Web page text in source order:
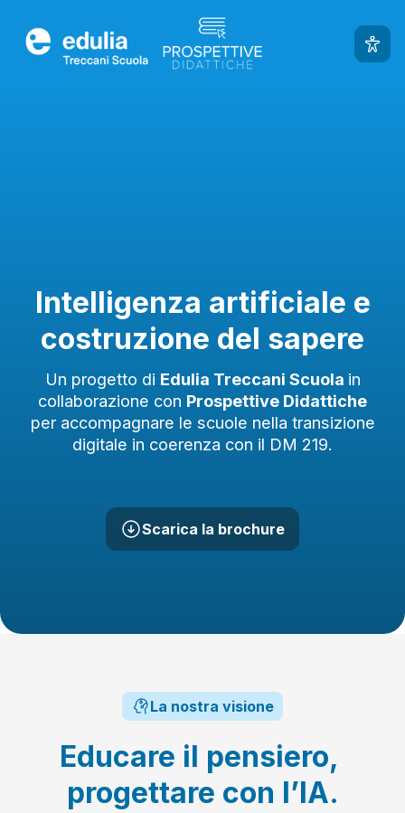
Edulia
Intelligenza artificiale e
costruzione del sapere
Un progetto di Edulia Treccani Scuola in
collaborazione con Prospettive Didattiche
per accompagnare le scuole nella transizione
digitale in coerenza con il DM 219.
Scarica la brochure
La nostra visione
Educare il pensiero,
progettare con l’IA.